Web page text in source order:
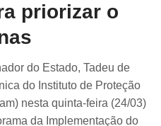
priorizar o
do Estado, Tadeu de
do Instituto de Proteção
nesta quinta-feira (24/03)
da Implementação do